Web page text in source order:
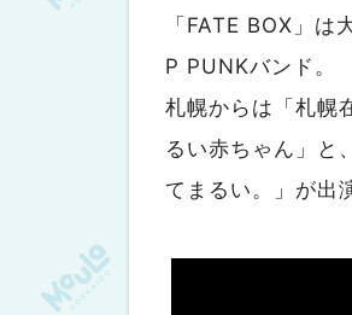
「FATE BOX」
P PUNKバンド。
札幌からは「札幌
るい赤ちゃん」と
てまるい。」が出